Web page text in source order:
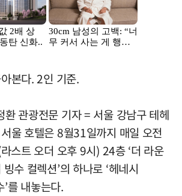
본다. 2인 기준.
환 관광전문 기자 = 서울 강남구 테헤
울 호텔은 8월31일까지 매일 오전
스트 오더 오후 9시) 24층 ‘더 라운
빙수 컬렉션’의 하나로 ‘헤네시
를 내놓는다.